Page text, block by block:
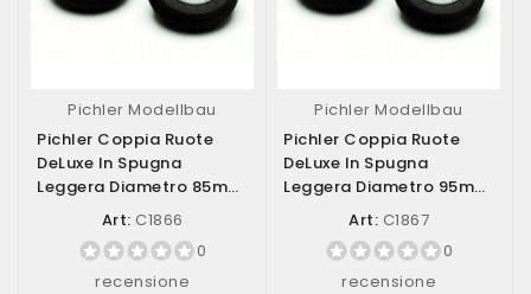
Pichler Modellbau
Pichler Coppia Ruote
DeLuxe In Spugna
Leggera Diametro 85mm
(art. C1866)
Art: C1866
0
recensione
Pichler Modellbau
Pichler Coppia Ruote
DeLuxe In Spugna
Leggera Diametro 95mm
(art. C1867)
Art: C1867
0
recensione